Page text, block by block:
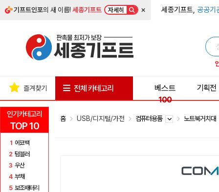
기프트인포의 새 이름!세종기프트 자세히 × 세종기프트, 공공기
인기카테고리
TOP 10
1 에코백
2 텀블러
3 우산
4 부채
5 보조배터리
즐겨찾기 전체 카테고리
베스트
100
기획전
홈 USB/디지털/가전 컴퓨터용품 노트북거치대